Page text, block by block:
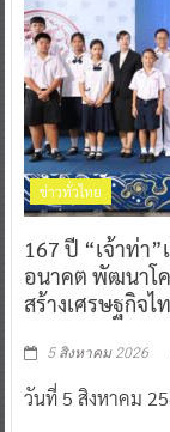
ข่าวทั่วไทย
167 ปี “เจ้าท่า
อนาคต พัฒนาโ
สร้างเศรษฐกิจไ
5 สิงหาคม 2026
วันที่ 5 สิงหาคม